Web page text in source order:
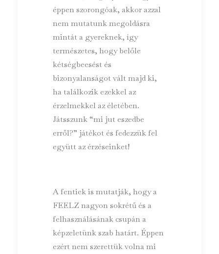
éppen szorongóak, akkor azzal
nem mutatunk megoldásra
mintát a gyereknek, így
természetes, hogy belőle
kétségbeesést és
bizonyalanságot vált majd ki,
ha találkozik ezekkel az
érzelmekkel az életében.
Játsszunk “mi jut eszedbe
erről?” játékot és fedezzük fel
együtt az érzéseinket!
A fentiek is mutatják, hogy a
FEELZ nagyon sokrétű és a
felhasználásának csupán a
képzeletünk szab határt. Éppen
ezért nem szerettük volna mi